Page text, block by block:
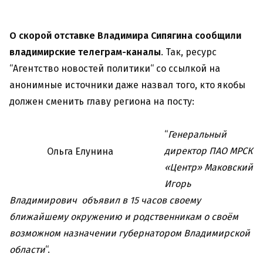
О скорой отставке Владимира Сипягина сообщили
владимирские телеграм-каналы. Так, ресурс
“Агентство новостей политики“ со ссылкой на
анонимные источники даже назвал того, кто якобы
должен сменить главу региона на посту:
Ольга Елунина
“Генеральный
директор ПАО МРСК
«Центр» Маковский
Игорь
Владимирович объявил в 15 часов своему
ближайшему окружению и родственникам о своём
возможном назначении губернатором Владимирской
области“.